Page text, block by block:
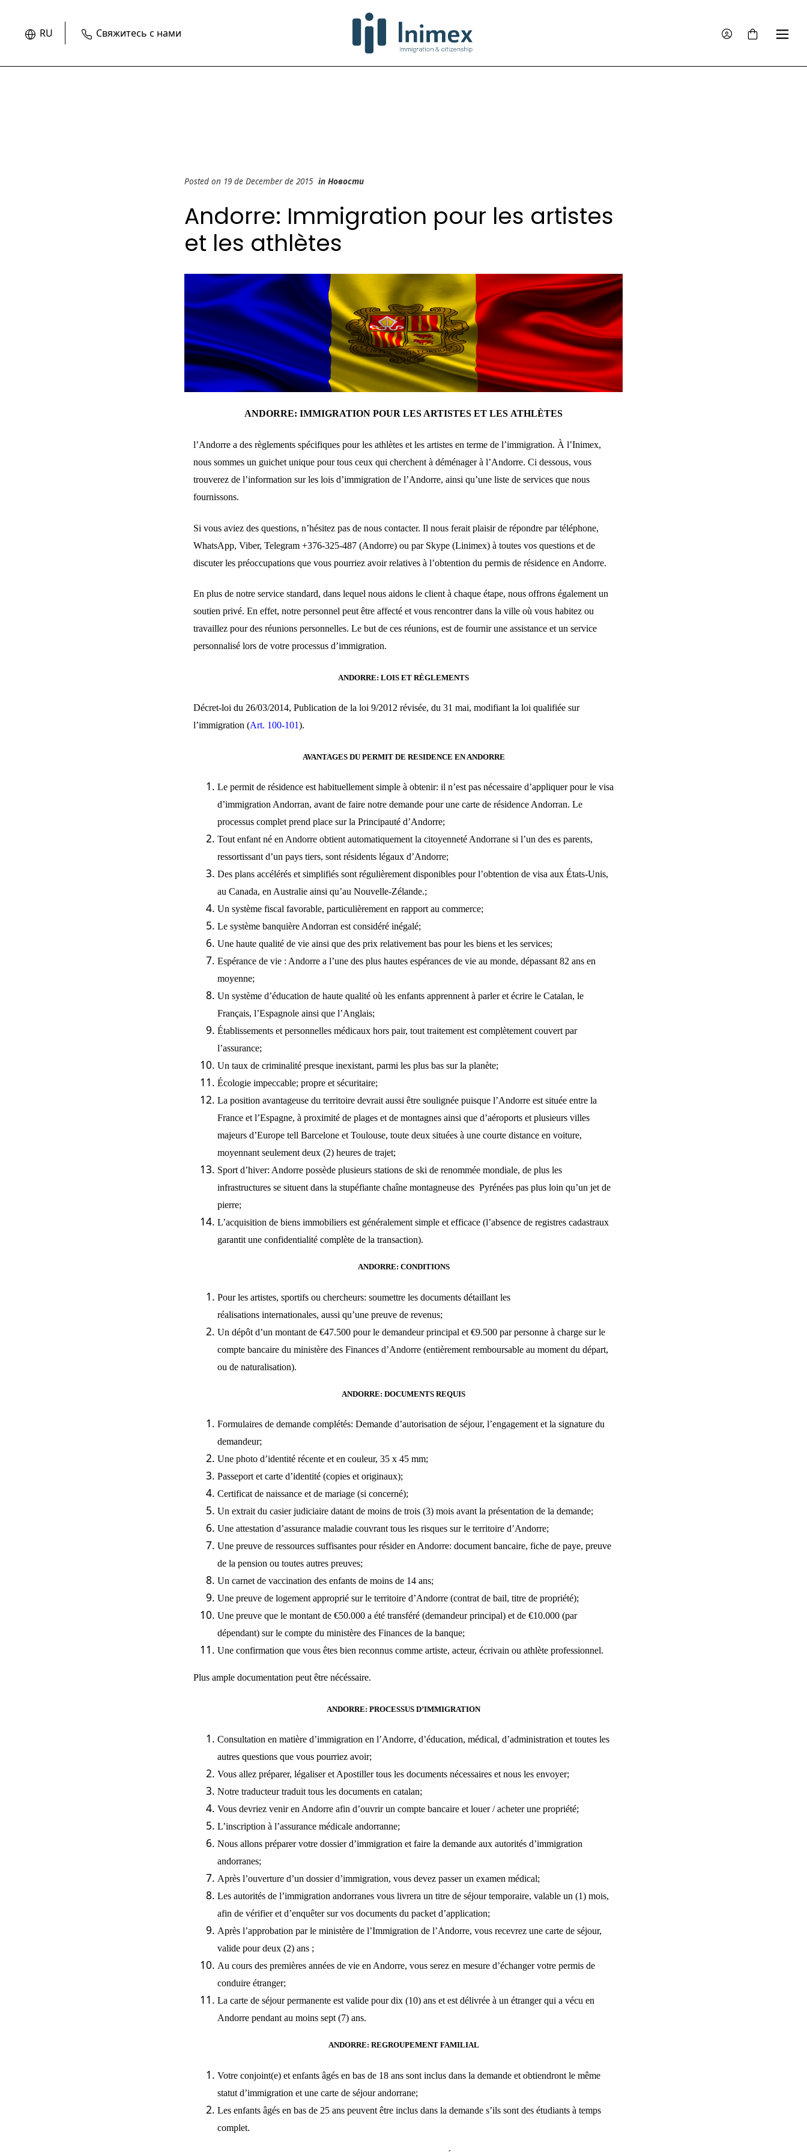
RU Свяжитесь с нами
Posted on 19 de December de 2015 in Новости
Andorre: Immigration pour les artistes
et les athlètes
ANDORRE: IMMIGRATION POUR LES ARTISTES ET LES ATHLÈTES
l’Andorre a des règlements spécifiques pour les athlètes et les artistes en terme de l’immigration. À l’Inimex,
nous sommes un guichet unique pour tous ceux qui cherchent à déménager à l’Andorre. Ci dessous, vous
trouverez de l’information sur les lois d’immigration de l’Andorre, ainsi qu’une liste de services que nous
fournissons.
Si vous aviez des questions, n’hésitez pas de nous contacter. Il nous ferait plaisir de répondre par téléphone,
WhatsApp, Viber, Telegram +376-325-487 (Andorre) ou par Skype (Linimex) à toutes vos questions et de
discuter les préoccupations que vous pourriez avoir relatives à l’obtention du permis de résidence en Andorre.
En plus de notre service standard, dans lequel nous aidons le client à chaque étape, nous offrons également un
soutien privé. En effet, notre personnel peut être affecté et vous rencontrer dans la ville où vous habitez ou
travaillez pour des réunions personnelles. Le but de ces réunions, est de fournir une assistance et un service
personnalisé lors de votre processus d’immigration.
ANDORRE: LOIS ET RÈGLEMENTS
Décret-loi du 26/03/2014, Publication de la loi 9/2012 révisée, du 31 mai, modifiant la loi qualifiée sur
l’immigration (Art. 100-101).
AVANTAGES DU PERMIT DE RESIDENCE EN ANDORRE
Le permit de résidence est habituellement simple à obtenir: il n’est pas nécessaire d’appliquer pour le visa
d’immigration Andorran, avant de faire notre demande pour une carte de résidence Andorran. Le
processus complet prend place sur la Principauté d’Andorre;
Tout enfant né en Andorre obtient automatiquement la citoyenneté Andorrane si l’un des es parents,
ressortissant d’un pays tiers, sont résidents légaux d’Andorre;
Des plans accélérés et simplifiés sont régulièrement disponibles pour l’obtention de visa aux États-Unis,
au Canada, en Australie ainsi qu’au Nouvelle-Zélande.;
Un système fiscal favorable, particulièrement en rapport au commerce;
Le système banquière Andorran est considéré inégalé;
Une haute qualité de vie ainsi que des prix relativement bas pour les biens et les services;
Espérance de vie : Andorre a l’une des plus hautes espérances de vie au monde, dépassant 82 ans en
moyenne;
Un système d’éducation de haute qualité où les enfants apprennent à parler et écrire le Catalan, le
Français, l’Espagnole ainsi que l’Anglais;
Établissements et personnelles médicaux hors pair, tout traitement est complètement couvert par
l’assurance;
Un taux de criminalité presque inexistant, parmi les plus bas sur la planète;
Écologie impeccable; propre et sécuritaire;
La position avantageuse du territoire devrait aussi être soulignée puisque l’Andorre est située entre la
France et l’Espagne, à proximité de plages et de montagnes ainsi que d’aéroports et plusieurs villes
majeurs d’Europe tell Barcelone et Toulouse, toute deux situées à une courte distance en voiture,
moyennant seulement deux (2) heures de trajet;
Sport d’hiver: Andorre possède plusieurs stations de ski de renommée mondiale, de plus les
infrastructures se situent dans la stupéfiante chaîne montagneuse des Pyrénées pas plus loin qu’un jet de
pierre;
L’acquisition de biens immobiliers est généralement simple et efficace (l’absence de registres cadastraux
garantit une confidentialité complète de la transaction).
ANDORRE: CONDITIONS
Pour les artistes, sportifs ou chercheurs: soumettre les documents détaillant les
réalisations internationales, aussi qu’une preuve de revenus;
Un dépôt d’un montant de €47.500 pour le demandeur principal et €9.500 par personne à charge sur le
compte bancaire du ministère des Finances d’Andorre (entièrement remboursable au moment du départ,
ou de naturalisation).
ANDORRE: DOCUMENTS REQUIS
Formulaires de demande complétés: Demande d’autorisation de séjour, l’engagement et la signature du
demandeur;
Une photo d’identité récente et en couleur, 35 x 45 mm;
Passeport et carte d’identité (copies et originaux);
Certificat de naissance et de mariage (si concerné);
Un extrait du casier judiciaire datant de moins de trois (3) mois avant la présentation de la demande;
Une attestation d’assurance maladie couvrant tous les risques sur le territoire d’Andorre;
Une preuve de ressources suffisantes pour résider en Andorre: document bancaire, fiche de paye, preuve
de la pension ou toutes autres preuves;
Un carnet de vaccination des enfants de moins de 14 ans;
Une preuve de logement approprié sur le territoire d’Andorre (contrat de bail, titre de propriété);
Une preuve que le montant de €50.000 a été transféré (demandeur principal) et de €10.000 (par
dépendant) sur le compte du ministère des Finances de la banque;
Une confirmation que vous êtes bien reconnus comme artiste, acteur, écrivain ou athlète professionnel.
Plus ample documentation peut être nécéssaire.
ANDORRE: PROCESSUS D’IMMIGRATION
Consultation en matière d’immigration en l’Andorre, d’éducation, médical, d’administration et toutes les
autres questions que vous pourriez avoir;
Vous allez préparer, légaliser et Apostiller tous les documents nécessaires et nous les envoyer;
Notre traducteur traduit tous les documents en catalan;
Vous devriez venir en Andorre afin d’ouvrir un compte bancaire et louer / acheter une propriété;
L’inscription à l’assurance médicale andorranne;
Nous allons préparer votre dossier d’immigration et faire la demande aux autorités d’immigration
andorranes;
Après l’ouverture d’un dossier d’immigration, vous devez passer un examen médical;
Les autorités de l’immigration andorranes vous livrera un titre de séjour temporaire, valable un (1) mois,
afin de vérifier et d’enquêter sur vos documents du packet d’application;
Après l’approbation par le ministère de l’Immigration de l’Andorre, vous recevrez une carte de séjour,
valide pour deux (2) ans ;
Au cours des premières années de vie en Andorre, vous serez en mesure d’échanger votre permis de
conduire étranger;
La carte de séjour permanente est valide pour dix (10) ans et est délivrée à un étranger qui a vécu en
Andorre pendant au moins sept (7) ans.
ANDORRE: REGROUPEMENT FAMILIAL
Votre conjoint(e) et enfants âgés en bas de 18 ans sont inclus dans la demande et obtiendront le même
statut d’immigration et une carte de séjour andorrane;
Les enfants âgés en bas de 25 ans peuvent être inclus dans la demande s’ils sont des étudiants à temps
complet.